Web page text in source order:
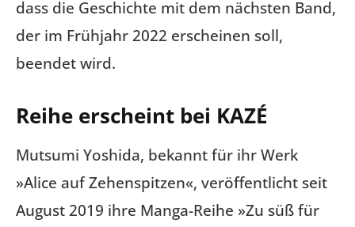
dass die Geschichte mit dem nächsten Band,
der im Frühjahr 2022 erscheinen soll,
beendet wird.
Reihe erscheint bei KAZÉ
Mutsumi Yoshida, bekannt für ihr Werk
»Alice auf Zehenspitzen«, veröffentlicht seit
August 2019 ihre Manga-Reihe »Zu süß für